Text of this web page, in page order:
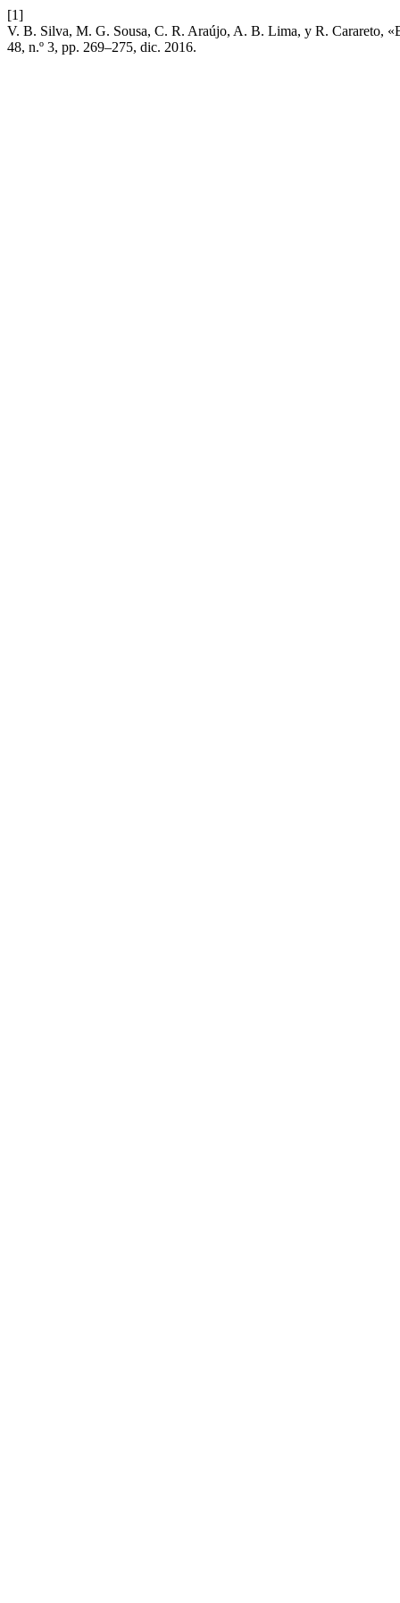
[1]
V. B. Silva, M. G. Sousa, C. R. Araújo, A. B. Lima, y R. Carareto,
48, n.º 3, pp. 269–275, dic. 2016.